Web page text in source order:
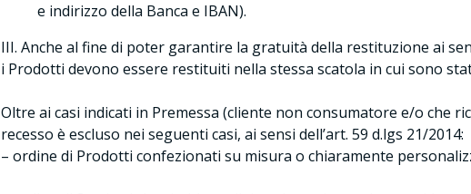
e indirizzo della Banca e IBAN).
III. Anche al fine di poter garantire la gratuità della restituzione ai
i Prodotti devono essere restituiti nella stessa scatola in cui sono
Oltre ai casi indicati in Premessa (cliente non consumatore e/o che
recesso è escluso nei seguenti casi, ai sensi dell’art. 59 d.lgs 21/2014:
– ordine di Prodotti confezionati su misura o chiaramente